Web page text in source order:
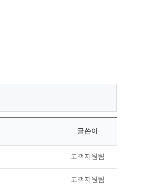
글쓴이
고객지원팀
고객지원팀